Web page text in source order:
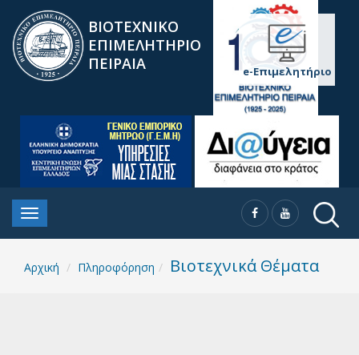
ΒΙΟΤΕΧΝΙΚΟ
ΕΠΙΜΕΛΗΤΗΡΙΟ
ΠΕΙΡΑΙΑ
e-Επιμελητήριο
Αρχική Πληροφόρηση Βιοτεχνικά Θέματα